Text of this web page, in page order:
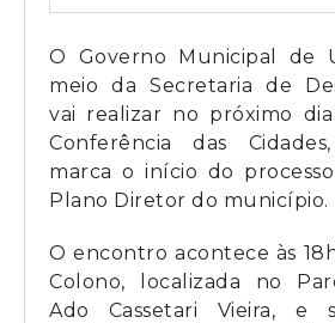
O Governo Municipal de
meio da Secretaria de
vai realizar no próximo
Conferência das
marca o início do
Plano Diretor do município.
O encontro acontece às
Colono, localizada no
Ado Cassetari Vieira, e